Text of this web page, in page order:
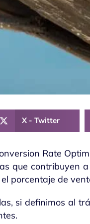
X - Twitter
Rate
que contribuyen
porcentaje de
si definimos al